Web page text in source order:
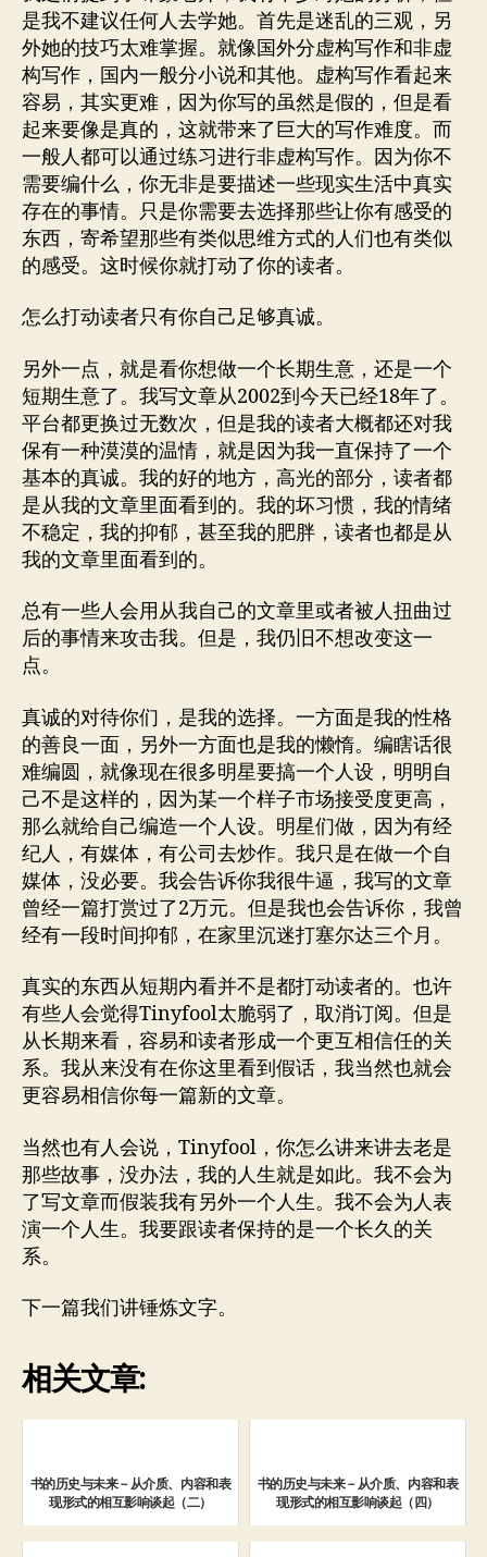
是我不建议任何人去学她。首先是迷乱的三观，另
外她的技巧太难掌握。就像国外分虚构写作和非虚
构写作，国内一般分小说和其他。虚构写作看起来
容易，其实更难，因为你写的虽然是假的，但是看
起来要像是真的，这就带来了巨大的写作难度。而
一般人都可以通过练习进行非虚构写作。因为你不
需要编什么，你无非是要描述一些现实生活中真实
存在的事情。只是你需要去选择那些让你有感受的
东西，寄希望那些有类似思维方式的人们也有类似
的感受。这时候你就打动了你的读者。
怎么打动读者只有你自己足够真诚。
另外一点，就是看你想做一个长期生意，还是一个
短期生意了。我写文章从2002到今天已经18年了。
平台都更换过无数次，但是我的读者大概都还对我
保有一种漠漠的温情，就是因为我一直保持了一个
基本的真诚。我的好的地方，高光的部分，读者都
是从我的文章里面看到的。我的坏习惯，我的情绪
不稳定，我的抑郁，甚至我的肥胖，读者也都是从
我的文章里面看到的。
总有一些人会用从我自己的文章里或者被人扭曲过
后的事情来攻击我。但是，我仍旧不想改变这一
点。
真诚的对待你们，是我的选择。一方面是我的性格
的善良一面，另外一方面也是我的懒惰。编瞎话很
难编圆，就像现在很多明星要搞一个人设，明明自
己不是这样的，因为某一个样子市场接受度更高，
那么就给自己编造一个人设。明星们做，因为有经
纪人，有媒体，有公司去炒作。我只是在做一个自
媒体，没必要。我会告诉你我很牛逼，我写的文章
曾经一篇打赏过了2万元。但是我也会告诉你，我曾
经有一段时间抑郁，在家里沉迷打塞尔达三个月。
真实的东西从短期内看并不是都打动读者的。也许
有些人会觉得Tinyfool太脆弱了，取消订阅。但是
从长期来看，容易和读者形成一个更互相信任的关
系。我从来没有在你这里看到假话，我当然也就会
更容易相信你每一篇新的文章。
当然也有人会说，Tinyfool，你怎么讲来讲去老是
那些故事，没办法，我的人生就是如此。我不会为
了写文章而假装我有另外一个人生。我不会为人表
演一个人生。我要跟读者保持的是一个长久的关
系。
下一篇我们讲锤炼文字。
相关文章:
书的历史与未来－从介质、内容和表
现形式的相互影响谈起（二）
书的历史与未来－从介质、内容和表
现形式的相互影响谈起（四）